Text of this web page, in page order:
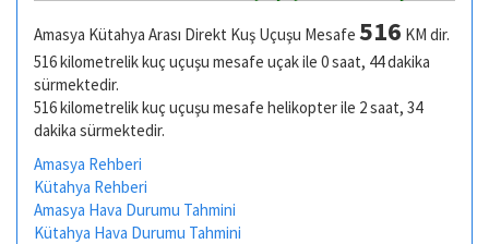
Amasya Kütahya Arası Direkt Kuş Uçuşu Mesafe 516 KM dir.
516 kilometrelik kuç uçuşu mesafe uçak ile 0 saat, 44 dakika
sürmektedir.
516 kilometrelik kuç uçuşu mesafe helikopter ile 2 saat, 34
dakika sürmektedir.
Amasya Rehberi
Kütahya Rehberi
Amasya Hava Durumu Tahmini
Kütahya Hava Durumu Tahmini